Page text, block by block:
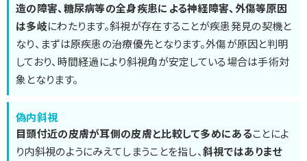
造の障害、糖尿病等の全身疾患による神経障害、外傷等原因
は多岐にわたります。斜視が存在することが疾患発見の契機と
なり、まずは原疾患の治療優先となります。外傷が原因と判明
しており、時間経過により斜視角が安定している場合は手術対
象となります。
偽内斜視
目頭付近の皮膚が耳側の皮膚と比較して多めにあることによ
り内斜視のようにみえてしまうことを指し、斜視ではありませ